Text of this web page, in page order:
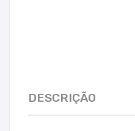
DESCRIÇÃO